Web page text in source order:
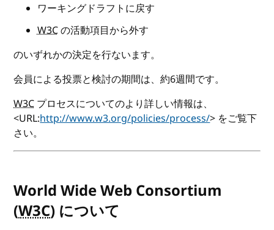
ワーキングドラフトに戻す
W3Cの活動項目から外す
のいずれかの決定を行ないます。
会員による投票と検討の期間は、約6週間です。
W3C プロセスについてのより詳しい情報は、
<URL:http://www.w3.org/policies/process/> をご覧下
さい。
World Wide Web Consortium
(W3C) について